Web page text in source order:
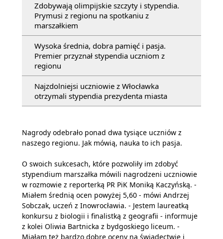
Zdobywają olimpijskie szczyty i stypendia.
Prymusi z regionu na spotkaniu z
marszałkiem
Wysoka średnia, dobra pamięć i pasja.
Premier przyznał stypendia uczniom z
regionu
Najzdolniejsi uczniowie z Włocławka
otrzymali stypendia prezydenta miasta
Nagrody odebrało ponad dwa tysiące uczniów z
naszego regionu. Jak mówią, nauka to ich pasja.
O swoich sukcesach, które pozwoliły im zdobyć
stypendium marszałka mówili nagrodzeni uczniowie
w rozmowie z reporterką PR PiK Moniką Kaczyńską. -
Miałem średnią ocen powyżej 5,60 - mówi Andrzej
Sobczak, uczeń z Inowrocławia. - Jestem laureatką
konkursu z biologii i finalistką z geografii - informuje
z kolei Oliwia Bartnicka z bydgoskiego liceum. -
Miałam też bardzo dobre oceny na świadectwie i